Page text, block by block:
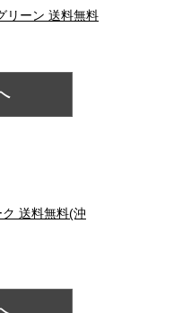
リーン 送料無料
送料無料(沖